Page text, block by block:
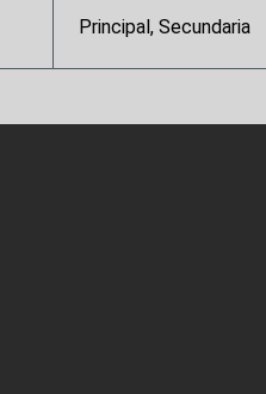
Principal, Secundaria